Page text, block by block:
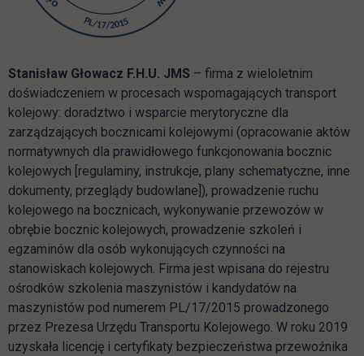
Stanisław Głowacz F.H.U. JMS – firma z wieloletnim
doświadczeniem w procesach wspomagających transport
kolejowy: doradztwo i wsparcie merytoryczne dla
zarządzających bocznicami kolejowymi (opracowanie aktów
normatywnych dla prawidłowego funkcjonowania bocznic
kolejowych [regulaminy, instrukcje, plany schematyczne, inne
dokumenty, przeglądy budowlane]), prowadzenie ruchu
kolejowego na bocznicach, wykonywanie przewozów w
obrębie bocznic kolejowych, prowadzenie szkoleń i
egzaminów dla osób wykonujących czynności na
stanowiskach kolejowych. Firma jest wpisana do rejestru
ośrodków szkolenia maszynistów i kandydatów na
maszynistów pod numerem PL/17/2015 prowadzonego
przez Prezesa Urzędu Transportu Kolejowego. W roku 2019
uzyskała licencję i certyfikaty bezpieczeństwa przewoźnika